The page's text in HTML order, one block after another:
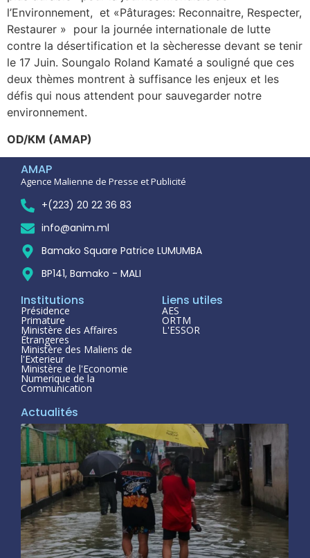
l’Environnement, et «Pâturages: Reconnaitre, Respecter,
Restaurer » pour la journée internationale de lutte
contre la désertification et la sècheresse devant se tenir
le 17 Juin. Soungalo Roland Kamaté a souligné que ces
deux thèmes montrent à suffisance les enjeux et les
défis qui nous attendent pour sauvegarder notre
environnement.
OD/KM (AMAP)
AMAP
Agence Malienne de Presse et Publicité
+(223) 20 22 36 83
info@anim.ml
Bamako Square Patrice LUMUMBA
BP141, Bamako - MALI
Institutions
Présidence
Primature
Ministère des Affaires
Étrangeres
Ministère des Maliens de
l'Exterieur
Ministère de l'Economie
Numerique de la
Communication
Liens utiles
AES
ORTM
L'ESSOR
Actualités